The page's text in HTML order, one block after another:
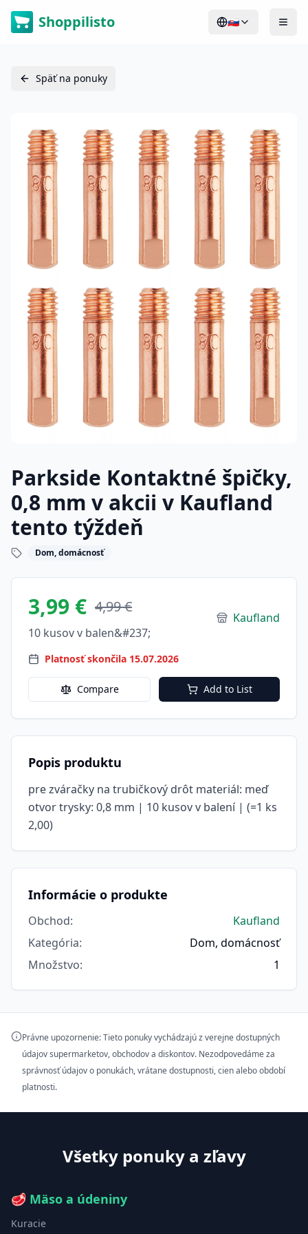
Shoppilisto 🇸🇰
Späť na ponuky
Parkside Kontaktné špičky,
0,8 mm v akcii v Kaufland
tento týždeň
Dom, domácnosť
3,99 € 4,99 €
10 kusov v balen&#237;
Kaufland
Platnosť skončila 15.07.2026
Compare Add to List
Popis produktu
pre zváračky na trubičkový drôt materiál: meď
otvor trysky: 0,8 mm | 10 kusov v balení | (=1 ks
2,00)
Informácie o produkte
Obchod:
Kaufland
Kategória:
Dom, domácnosť
Množstvo: 1
Právne upozornenie: Tieto ponuky vychádzajú z verejne dostupných
údajov supermarketov, obchodov a diskontov. Nezodpovedáme za
správnosť údajov o ponukách, vrátane dostupnosti, cien alebo období
platnosti.
Všetky ponuky a zľavy
🥩 Mäso a údeniny
Kuracie